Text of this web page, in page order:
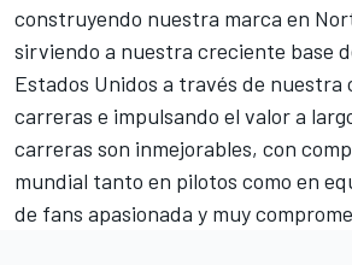
construyendo nuestra marca en
sirviendo a nuestra creciente base
Estados Unidos a través de nuestra
carreras e impulsando el valor a
carreras son inmejorables, con
mundial tanto en pilotos como en
de fans apasionada y muy